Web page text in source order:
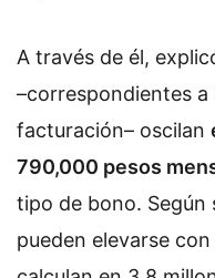
A través de él,
–correspondientes
facturación– oscilan
790,000 pesos
tipo de bono. Según
pueden elevarse